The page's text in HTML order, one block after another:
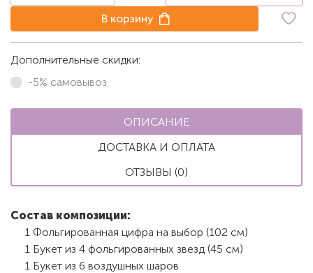
В корзину
Дополнительные скидки:
-5% самовывоз
ОПИСАНИЕ
ДОСТАВКА И ОПЛАТА
ОТЗЫВЫ (0)
Состав композиции:
1 Фольгированная цифра на выбор (102 см)
1 Букет из 4 фольгированных звезд (45 см)
1 Букет из 6 воздушных шаров